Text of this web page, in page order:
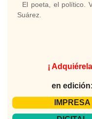
El poeta, el político.
Suárez.
¡
en edición:
IMPRESA